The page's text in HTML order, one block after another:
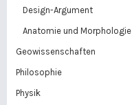
Design-Argument
Anatomie und Morphologie
Geowissenschaften
Philosophie
Physik